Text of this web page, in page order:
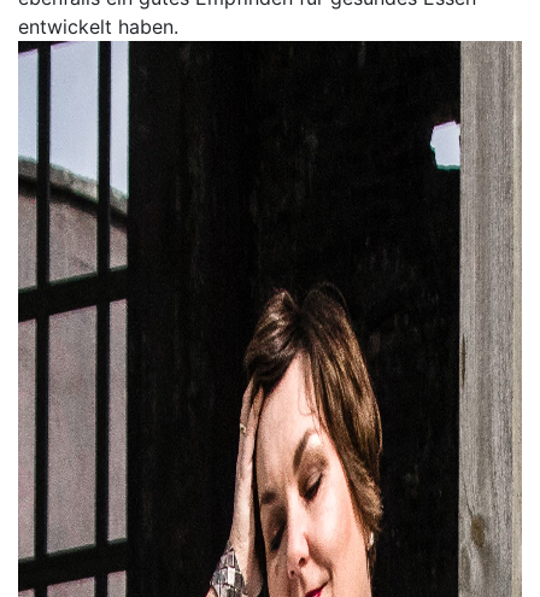
entwickelt haben.